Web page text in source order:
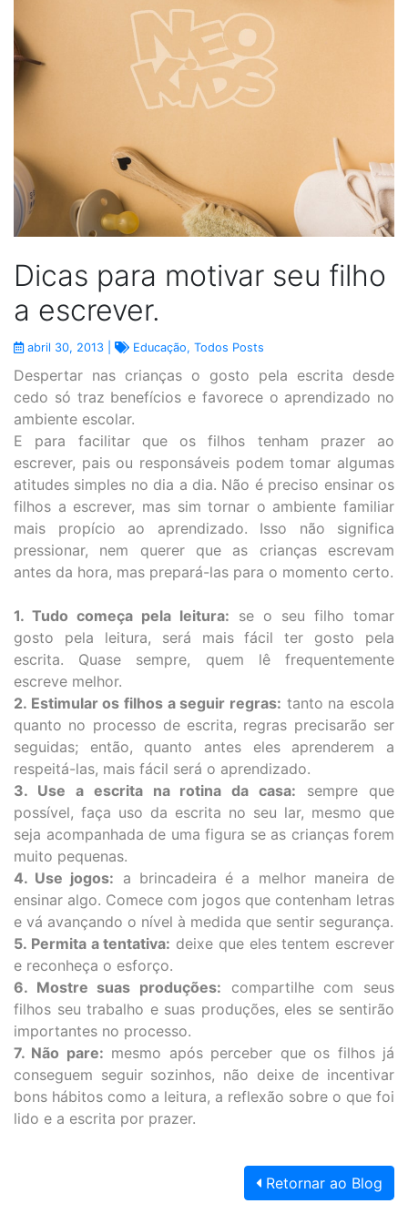
Dicas para motivar seu filho
a escrever.
abril 30, 2013 | Educação, Todos Posts
Despertar nas crianças o gosto pela escrita desde
cedo só traz benefícios e favorece o aprendizado no
ambiente escolar.
E para facilitar que os filhos tenham prazer ao
escrever, pais ou responsáveis podem tomar algumas
atitudes simples no dia a dia. Não é preciso ensinar os
filhos a escrever, mas sim tornar o ambiente familiar
mais propício ao aprendizado. Isso não significa
pressionar, nem querer que as crianças escrevam
antes da hora, mas prepará-las para o momento certo.
1. Tudo começa pela leitura: se o seu filho tomar
gosto pela leitura, será mais fácil ter gosto pela
escrita. Quase sempre, quem lê frequentemente
escreve melhor.
2. Estimular os filhos a seguir regras: tanto na escola
quanto no processo de escrita, regras precisarão ser
seguidas; então, quanto antes eles aprenderem a
respeitá-las, mais fácil será o aprendizado.
3. Use a escrita na rotina da casa: sempre que
possível, faça uso da escrita no seu lar, mesmo que
seja acompanhada de uma figura se as crianças forem
muito pequenas.
4. Use jogos: a brincadeira é a melhor maneira de
ensinar algo. Comece com jogos que contenham letras
e vá avançando o nível à medida que sentir segurança.
5. Permita a tentativa: deixe que eles tentem escrever
e reconheça o esforço.
6. Mostre suas produções: compartilhe com seus
filhos seu trabalho e suas produções, eles se sentirão
importantes no processo.
7. Não pare: mesmo após perceber que os filhos já
conseguem seguir sozinhos, não deixe de incentivar
bons hábitos como a leitura, a reflexão sobre o que foi
lido e a escrita por prazer.
Retornar ao Blog